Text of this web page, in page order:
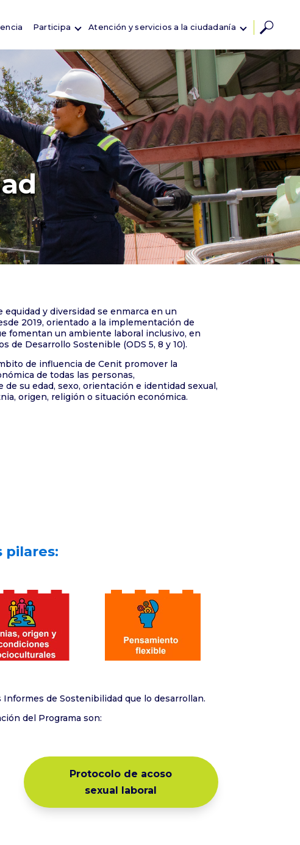
Participa Atención y servicios a la ciudadanía
equidad y diversidad se enmarca en un
2019, orientado a la implementación de
fomentan un ambiente laboral inclusivo, en
de Desarrollo Sostenible (ODS 5, 8 y 10).
de influencia de Cenit promover la
de todas las personas,
su edad, sexo, orientación e identidad sexual,
origen, religión o situación económica.
pilares:
de Sostenibilidad que lo desarrollan.
del Programa son:
Protocolo de acoso
sexual laboral